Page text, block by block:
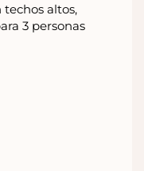
altos,
3 personas